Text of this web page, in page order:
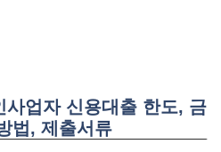
사업자 신용대출 한도, 금
법, 제출서류